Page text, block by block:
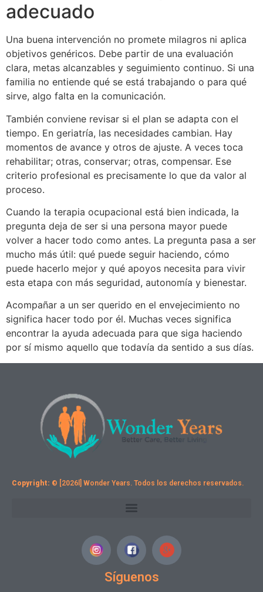
adecuado
Una buena intervención no promete milagros ni aplica
objetivos genéricos. Debe partir de una evaluación
clara, metas alcanzables y seguimiento continuo. Si una
familia no entiende qué se está trabajando o para qué
sirve, algo falta en la comunicación.
También conviene revisar si el plan se adapta con el
tiempo. En geriatría, las necesidades cambian. Hay
momentos de avance y otros de ajuste. A veces toca
rehabilitar; otras, conservar; otras, compensar. Ese
criterio profesional es precisamente lo que da valor al
proceso.
Cuando la terapia ocupacional está bien indicada, la
pregunta deja de ser si una persona mayor puede
volver a hacer todo como antes. La pregunta pasa a ser
mucho más útil: qué puede seguir haciendo, cómo
puede hacerlo mejor y qué apoyos necesita para vivir
esta etapa con más seguridad, autonomía y bienestar.
Acompañar a un ser querido en el envejecimiento no
significa hacer todo por él. Muchas veces significa
encontrar la ayuda adecuada para que siga haciendo
por sí mismo aquello que todavía da sentido a sus días.
Copyright: © [2026l] Wonder Years. Todos los derechos reservados.
Síguenos